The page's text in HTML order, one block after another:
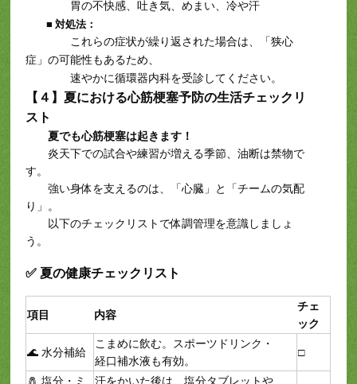
胃の不快感、吐き気、めまい、冷や汗
■ 対処法：
これらの症状が繰り返された場合は、「狭心
症」の可能性もあるため、
速やかに循環器内科を受診してください。
【４】夏における心筋梗塞予防の生活チェックリ
スト
夏でも心筋梗塞は起きます！
炎天下での試合や練習が増える季節、油断は禁物で
す。
強い身体を支えるのは、「心臓」と「チームの気配
り」。
以下のチェックリストで体調管理を意識しましょ
う。
✅ 夏の健康チェックリスト
項目 内容
チェ
ック
🌊 水分補給
こまめに飲む。スポーツドリンク・
経口補水液も有効。
□
🧂 塩分・ミ 汗をかいた後は、塩分タブレットや